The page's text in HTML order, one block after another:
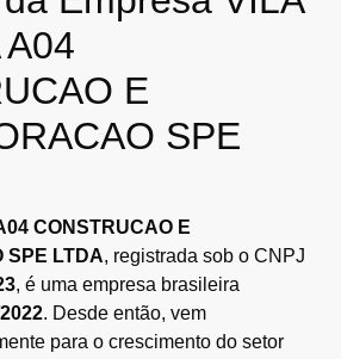
E
SPE
CONSTRUCAO E
SPE LTDA, registrada sob o CNPJ
, é uma empresa brasileira
. Desde então, vem
para o crescimento do setor